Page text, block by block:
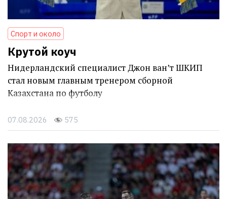
Спорт и около
Крутой коуч
Нидерландский специалист Джон ван’т ШКИП
стал новым главным тренером сборной
Казахстана по футболу
07.08.2026 575